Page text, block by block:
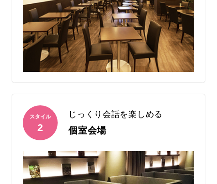
スタイル
2
じっくり会話を楽しめる
個室会場